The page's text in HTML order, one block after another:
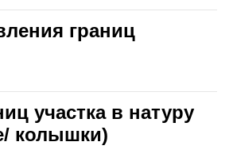
границ
участка в натуру
колышки)